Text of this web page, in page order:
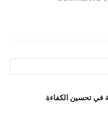
في تحسين الكفاءة